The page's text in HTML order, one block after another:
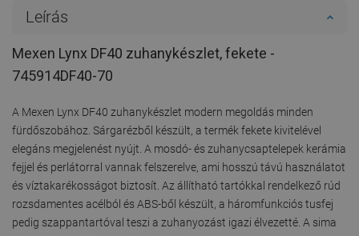
Leírás
Mexen Lynx DF40 zuhanykészlet, fekete -
745914DF40-70
A Mexen Lynx DF40 zuhanykészlet modern megoldás minden
fürdőszobához. Sárgarézből készült, a termék fekete kivitelével
elegáns megjelenést nyújt. A mosdó- és zuhanycsaptelepek kerámia
fejjel és perlátorral vannak felszerelve, ami hosszú távú használatot
és víztakarékosságot biztosít. Az állítható tartókkal rendelkező rúd
rozsdamentes acélból és ABS-ből készült, a háromfunkciós tusfej
pedig szappantartóval teszi a zuhanyozást igazi élvezetté. A sima